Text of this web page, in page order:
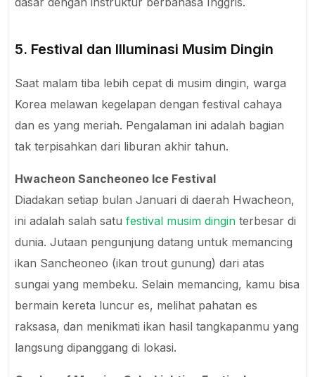
5. Festival dan Illuminasi Musim Dingin
Saat malam tiba lebih cepat di musim dingin, warga
Korea melawan kegelapan dengan festival cahaya
dan es yang meriah. Pengalaman ini adalah bagian
tak terpisahkan dari liburan akhir tahun.
Hwacheon Sancheoneo Ice Festival
Diadakan setiap bulan Januari di daerah Hwacheon,
ini adalah salah satufestival musim dingin terbesar di
dunia. Jutaan pengunjung datang untuk memancing
ikan Sancheoneo (ikan trout gunung) dari atas
sungai yang membeku. Selain memancing, kamu bisa
bermain kereta luncur es, melihat pahatan es
raksasa, dan menikmati ikan hasil tangkapanmu yang
langsung dipanggang di lokasi.